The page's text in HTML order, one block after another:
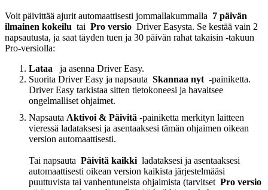
Voit päivittää ajurit automaattisesti jommallakummalla 7 päivän
ilmainen kokeilu tai Pro versio Driver Easysta. Se kestää vain 2
napsautusta, ja saat täyden tuen ja 30 päivän rahat takaisin -takuun
Pro-versiolla:
Lataa ja asenna Driver Easy.
Suorita Driver Easy ja napsauta Skannaa nyt -painiketta.
Driver Easy tarkistaa sitten tietokoneesi ja havaitsee
ongelmalliset ohjaimet.
Napsauta Aktivoi & Päivitä -painiketta merkityn laitteen
vieressä ladataksesi ja asentaaksesi tämän ohjaimen oikean
version automaattisesti.
Tai napsauta Päivitä kaikki ladataksesi ja asentaaksesi
automaattisesti oikean version kaikista järjestelmääsi
puuttuvista tai vanhentuneista ohjaimista (tarvitset Pro versio